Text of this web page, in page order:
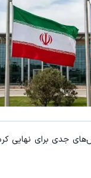
جدی برای